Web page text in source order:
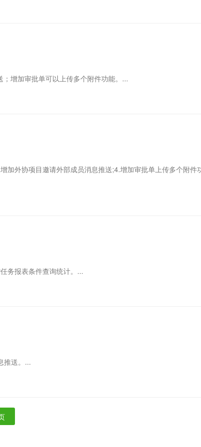
增加审批单可以上传多个附件功能。...
加外协项目邀请外部成员消息推送;4.增加审批单上传多个附件
务报表条件查询统计。...
推送。...